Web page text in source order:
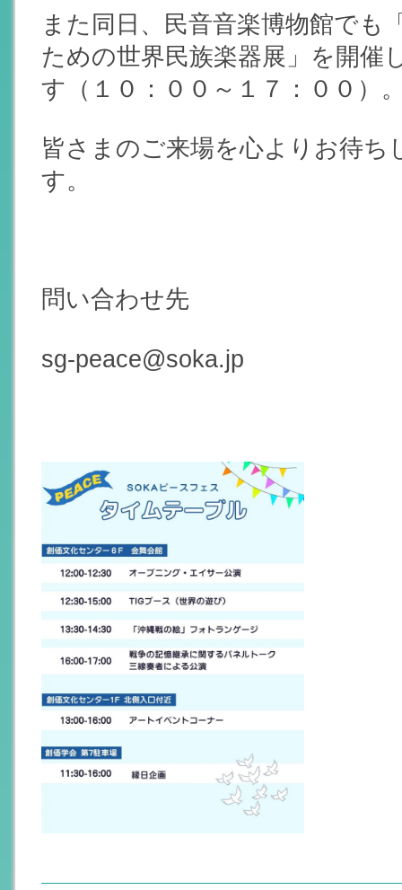
また同日、民音音楽博物館でも
ための世界民族楽器展」を開催
す（１０：００～１７：００）
皆さまのご来場を心よりお待ち
す。
問い合わせ先
sg-peace@soka.jp